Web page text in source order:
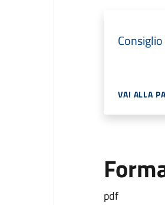
VAI ALLA
pdf